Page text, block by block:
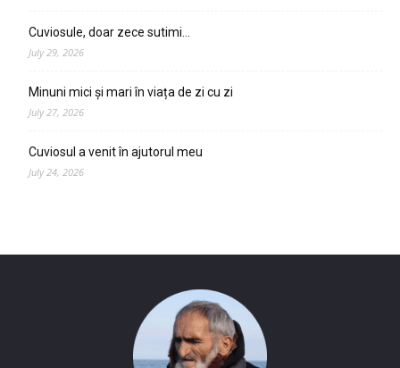
Cuviosule, doar zece sutimi…
July 29, 2026
Minuni mici și mari în viața de zi cu zi
July 27, 2026
Cuviosul a venit în ajutorul meu
July 24, 2026